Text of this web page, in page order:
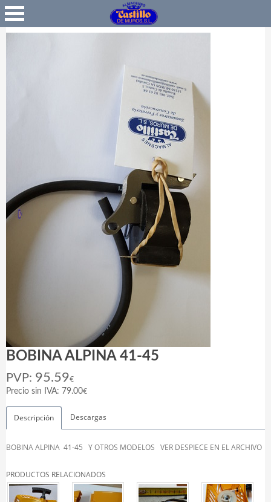
Favoritos
BOBINA ALPINA 41-45
PVP: 95.59€
Precio sin IVA: 79.00€
Descripción Descargas
BOBINA ALPINA 41-45 Y OTROS MODELOS VER DESPIECE EN EL ARCHIVO
PRODUCTOS RELACIONADOS